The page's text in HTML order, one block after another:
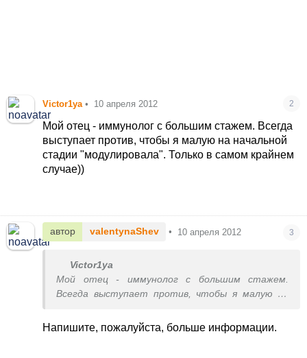
Victor1ya • 10 апреля 2012 2
Мой отец - иммунолог с большим стажем. Всегда
выступает против, чтобы я малую на начальной
стадии "модулировала". Только в самом крайнем
случае))
автор valentynaShev • 10 апреля 2012 3
Victor1ya
Мой отец - иммунолог с большим стажем.
Всегда выступает против, чтобы я малую на
самом крайнем случае))
Напишите, пожалуйста, больше информации.